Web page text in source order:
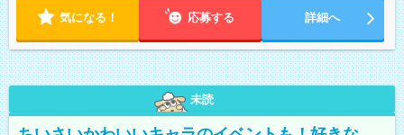
気になる！ 応募する 詳細へ
未読